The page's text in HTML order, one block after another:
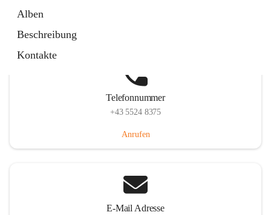
Alben
Beschreibung
Kontakte
Telefonnummer
+43 5524 8375
Anrufen
E-Mail Adresse